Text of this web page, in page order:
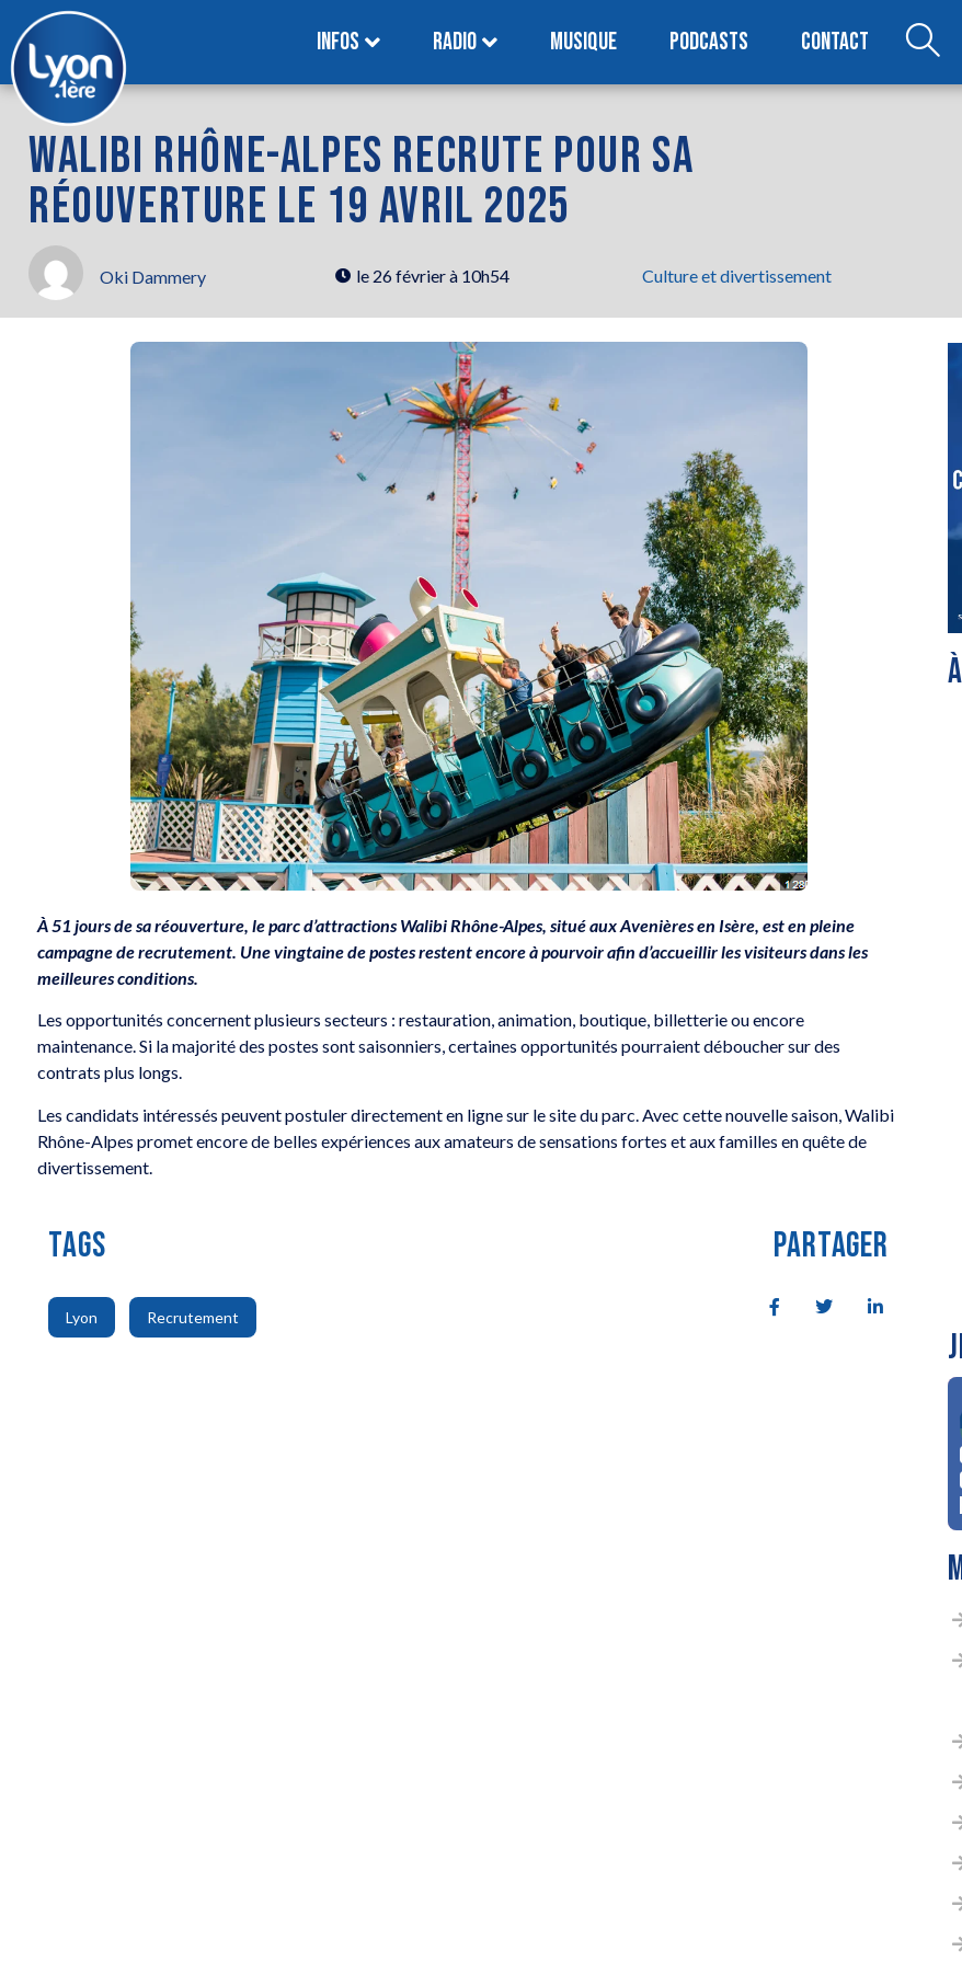
INFOS RADIO MUSIQUE PODCASTS CONTACT
WALIBI RHÔNE-ALPES RECRUTE POUR SA
RÉOUVERTURE LE 19 AVRIL 2025
Oki Dammery le 26 février à 10h54 Culture et divertissement
À 51 jours de sa réouverture, le parc d’attractions Walibi Rhône-Alpes, situé aux Avenières en Isère, est en pleine
campagne de recrutement. Une vingtaine de postes restent encore à pourvoir afin d’accueillir les visiteurs dans les
meilleures conditions.
Les opportunités concernent plusieurs secteurs : restauration, animation, boutique, billetterie ou encore
maintenance. Si la majorité des postes sont saisonniers, certaines opportunités pourraient déboucher sur des
contrats plus longs.
Les candidats intéressés peuvent postuler directement en ligne sur le site du parc. Avec cette nouvelle saison, Walibi
Rhône-Alpes promet encore de belles expériences aux amateurs de sensations fortes et aux familles en quête de
divertissement.
TAGS
Lyon
,
Recrutement
PARTAGER